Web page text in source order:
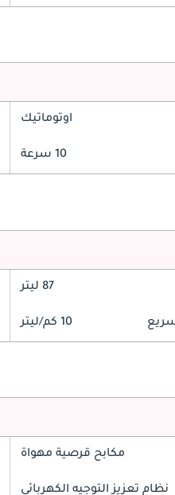
اوتوماتيك
10 سرعة
87 ليتر
10 كم/ليتر
مكابح قرصية مهواة
نظام تعزيز التوجيه الكهربائي